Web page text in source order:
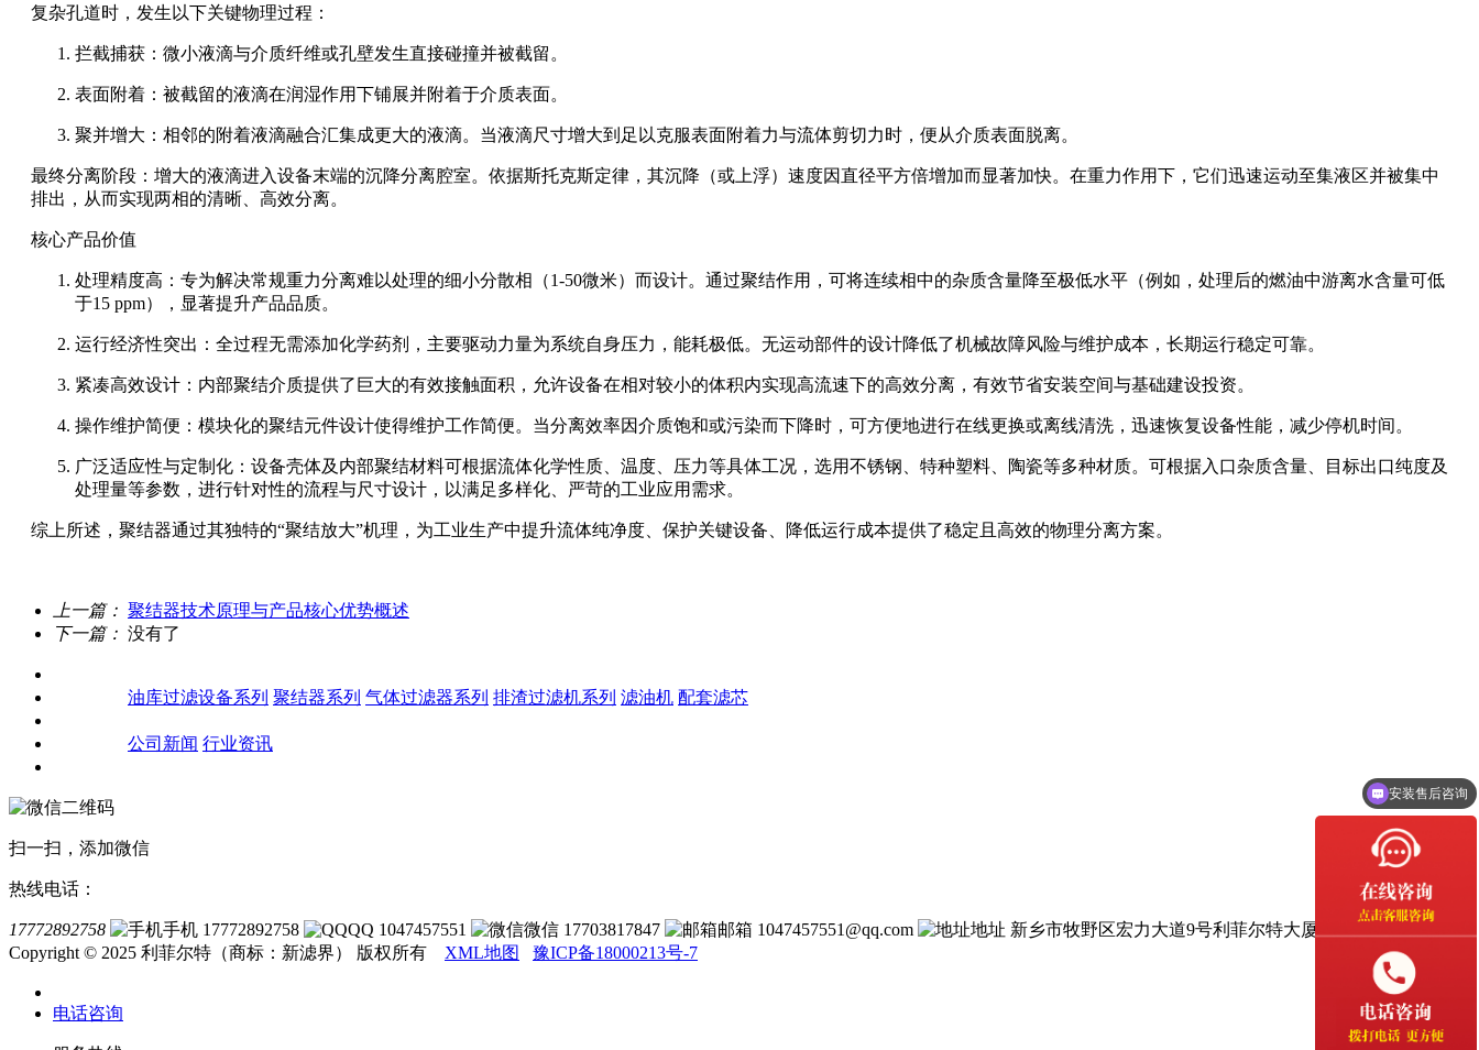
复杂孔道时，发生以下关键物理过程：
拦截捕获：微小液滴与介质纤维或孔壁发生直接碰撞并被截留。
表面附着：被截留的液滴在润湿作用下铺展并附着于介质表面。
聚并增大：相邻的附着液滴融合汇集成更大的液滴。当液滴尺寸增大到足以克服表面附着力与流体剪切力时，便从介质表面脱离。
最终分离阶段：增大的液滴进入设备末端的沉降分离腔室。依据斯托克斯定律，其沉降（或上浮）速度因直径平方倍增加而显著加快。在重力作用下，它们迅速运动至集液区并被集中
排出，从而实现两相的清晰、高效分离。
核心产品价值
处理精度高：专为解决常规重力分离难以处理的细小分散相（1-50微米）而设计。通过聚结作用，可将连续相中的杂质含量降至极低水平（例如，处理后的燃油中游离水含量可低
于15 ppm），显著提升产品品质。
运行经济性突出：全过程无需添加化学药剂，主要驱动力量为系统自身压力，能耗极低。无运动部件的设计降低了机械故障风险与维护成本，长期运行稳定可靠。
紧凑高效设计：内部聚结介质提供了巨大的有效接触面积，允许设备在相对较小的体积内实现高流速下的高效分离，有效节省安装空间与基础建设投资。
操作维护简便：模块化的聚结元件设计使得维护工作简便。当分离效率因介质饱和或污染而下降时，可方便地进行在线更换或离线清洗，迅速恢复设备性能，减少停机时间。
广泛适应性与定制化：设备壳体及内部聚结材料可根据流体化学性质、温度、压力等具体工况，选用不锈钢、特种塑料、陶瓷等多种材质。可根据入口杂质含量、目标出口纯度及
处理量等参数，进行针对性的流程与尺寸设计，以满足多样化、严苛的工业应用需求。
综上所述，聚结器通过其独特的“聚结放大”机理，为工业生产中提升流体纯净度、保护关键设备、降低运行成本提供了稳定且高效的物理分离方案。
上一篇： 聚结器技术原理与产品核心优势概述
下一篇： 没有了
油库过滤设备系列 聚结器系列 气体过滤器系列 排渣过滤机系列 滤油机 配套滤芯
公司新闻 行业资讯
扫一扫，添加微信
热线电话：
17772892758 手机 17772892758 QQ 1047457551 微信 17703817847 邮箱 1047457551@qq.com
地址 新乡市牧野区宏力大道9号利菲尔特大厦
Copyright © 2025 利菲尔特（商标：新滤界） 版权所有 XML地图 豫ICP备18000213号-7
电话咨询
安装售后咨询